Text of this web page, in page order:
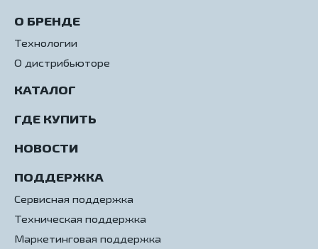
О БРЕНДЕ
Технологии
О дистрибьюторе
КАТАЛОГ
ПОДДЕРЖКА
Сервисная поддержка
Техническая поддержка
Маркетинговая поддержка
ГДЕ КУПИТЬ
НОВОСТИ